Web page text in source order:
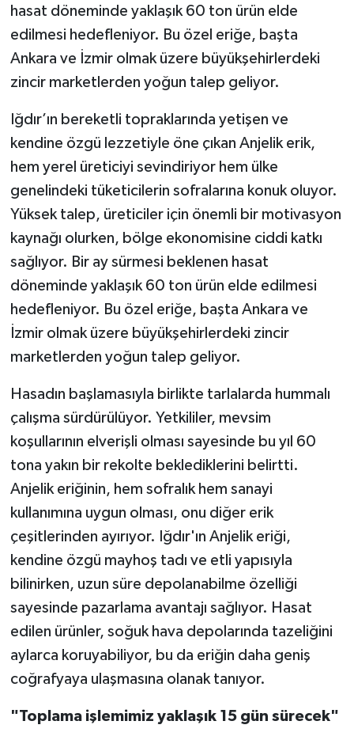
hasat döneminde yaklaşık 60 ton ürün elde
edilmesi hedefleniyor. Bu özel eriğe, başta
Ankara ve İzmir olmak üzere büyükşehirlerdeki
zincir marketlerden yoğun talep geliyor.
Iğdır’ın bereketli topraklarında yetişen ve
kendine özgü lezzetiyle öne çıkan Anjelik erik,
hem yerel üreticiyi sevindiriyor hem ülke
genelindeki tüketicilerin sofralarına konuk oluyor.
Yüksek talep, üreticiler için önemli bir motivasyon
kaynağı olurken, bölge ekonomisine ciddi katkı
sağlıyor. Bir ay sürmesi beklenen hasat
döneminde yaklaşık 60 ton ürün elde edilmesi
hedefleniyor. Bu özel eriğe, başta Ankara ve
İzmir olmak üzere büyükşehirlerdeki zincir
marketlerden yoğun talep geliyor.
Hasadın başlamasıyla birlikte tarlalarda hummalı
çalışma sürdürülüyor. Yetkililer, mevsim
koşullarının elverişli olması sayesinde bu yıl 60
tona yakın bir rekolte beklediklerini belirtti.
Anjelik eriğinin, hem sofralık hem sanayi
kullanımına uygun olması, onu diğer erik
çeşitlerinden ayırıyor. Iğdır'ın Anjelik eriği,
kendine özgü mayhoş tadı ve etli yapısıyla
bilinirken, uzun süre depolanabilme özelliği
sayesinde pazarlama avantajı sağlıyor. Hasat
edilen ürünler, soğuk hava depolarında tazeliğini
aylarca koruyabiliyor, bu da eriğin daha geniş
coğrafyaya ulaşmasına olanak tanıyor.
"Toplama işlemimiz yaklaşık 15 gün sürecek"